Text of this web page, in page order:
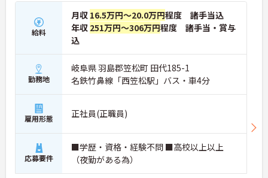
給料
月収 16.5万円～20.0万円程度 諸手当込
年収 251万円～306万円程度 諸手当・賞与
込
勤務地
岐阜県 羽島郡笠松町 田代185-1
名鉄竹鼻線「西笠松駅」バス・車4分
雇用形態 正社員(正職員)
応募要件
■学歴・資格・経験不問 ■高校以上以上
（夜勤がある為）